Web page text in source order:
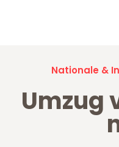
Nationale &
Umzug